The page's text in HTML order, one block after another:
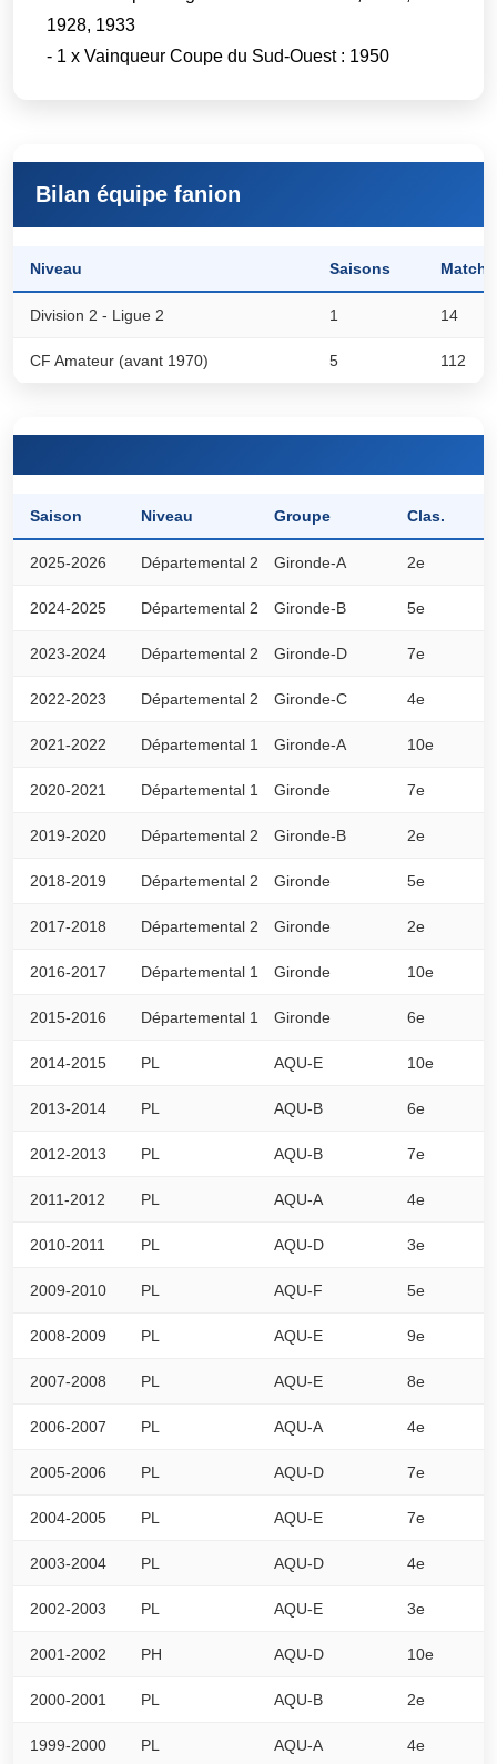
1928, 1933
- 1 x Vainqueur Coupe du Sud-Ouest : 1950
Bilan équipe fanion
Niveau Saisons Matchs
Division 2 - Ligue 2 1 14
CF Amateur (avant 1970) 5 112
Saison Niveau Groupe Clas.
2025-2026 Départemental 2 Gironde-A 2e
2024-2025 Départemental 2 Gironde-B 5e
2023-2024 Départemental 2 Gironde-D 7e
2022-2023 Départemental 2 Gironde-C 4e
2021-2022 Départemental 1 Gironde-A 10e
2020-2021 Départemental 1 Gironde 7e
2019-2020 Départemental 2 Gironde-B 2e
2018-2019 Départemental 2 Gironde 5e
2017-2018 Départemental 2 Gironde 2e
2016-2017 Départemental 1 Gironde 10e
2015-2016 Départemental 1 Gironde 6e
2014-2015 PL AQU-E 10e
2013-2014 PL AQU-B 6e
2012-2013 PL AQU-B 7e
2011-2012 PL AQU-A 4e
2010-2011 PL AQU-D 3e
2009-2010 PL AQU-F 5e
2008-2009 PL AQU-E 9e
2007-2008 PL AQU-E 8e
2006-2007 PL AQU-A 4e
2005-2006 PL AQU-D 7e
2004-2005 PL AQU-E 7e
2003-2004 PL AQU-D 4e
2002-2003 PL AQU-E 3e
2001-2002 PH AQU-D 10e
2000-2001 PL AQU-B 2e
1999-2000 PL AQU-A 4e